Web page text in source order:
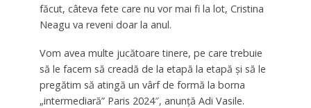
făcut, câteva fete care nu vor mai fi la lot, Cristina
Neagu va reveni doar la anul.
Vom avea multe jucătoare tinere, pe care trebuie
să le facem să creadă de la etapă la etapă și să le
pregătim să atingă un vârf de formă la borna
„intermediară” Paris 2024″, anunță Adi Vasile.